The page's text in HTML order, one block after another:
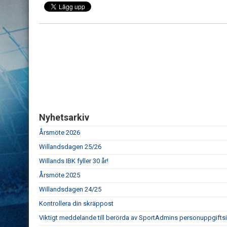
Nyhetsarkiv
Årsmöte 2026
Willandsdagen 25/26
Willands IBK fyller 30 år!
Årsmöte 2025
Willandsdagen 24/25
Kontrollera din skräppost
Viktigt meddelande till berörda av SportAdmins